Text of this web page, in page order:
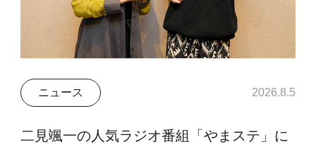
ニュース 2026.8.5
二見颯一の人気ラジオ番組「やまステ」に